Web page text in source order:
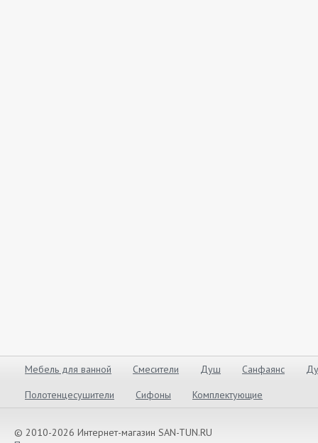
Мебель для ванной Смесители Душ Санфаянс
Полотенцесушители
Сифоны Комплектующие
© 2010-2026 Интернет-магазин SAN-TUN.RU